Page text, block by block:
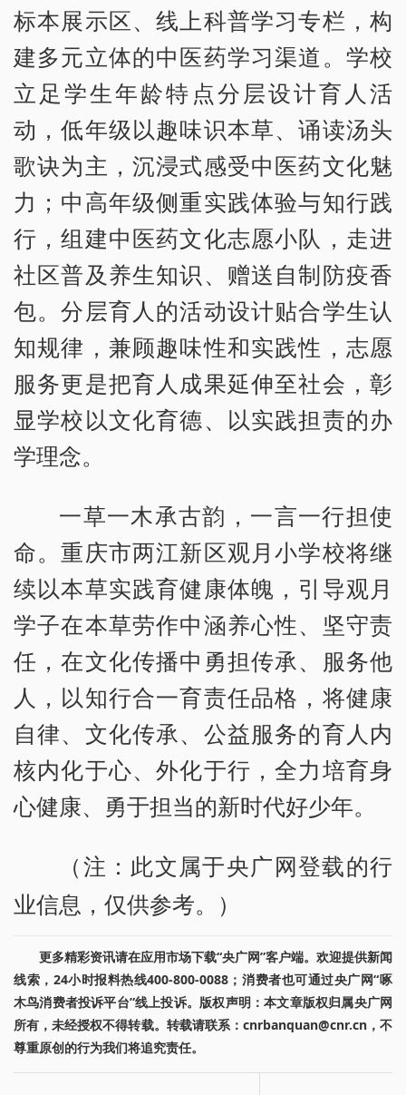
标本展示区、线上科普学习专栏，构
建多元立体的中医药学习渠道。学校
立足学生年龄特点分层设计育人活
动，低年级以趣味识本草、诵读汤头
歌诀为主，沉浸式感受中医药文化魅
力；中高年级侧重实践体验与知行践
行，组建中医药文化志愿小队，走进
社区普及养生知识、赠送自制防疫香
包。分层育人的活动设计贴合学生认
知规律，兼顾趣味性和实践性，志愿
服务更是把育人成果延伸至社会，彰
显学校以文化育德、以实践担责的办
学理念。
一草一木承古韵，一言一行担使
命。重庆市两江新区观月小学校将继
续以本草实践育健康体魄，引导观月
学子在本草劳作中涵养心性、坚守责
任，在文化传播中勇担传承、服务他
人，以知行合一育责任品格，将健康
自律、文化传承、公益服务的育人内
核内化于心、外化于行，全力培育身
心健康、勇于担当的新时代好少年。
（注：此文属于央广网登载的行
业信息，仅供参考。）
更多精彩资讯请在应用市场下载“央广网”客户端。欢迎提供新闻
线索，24小时报料热线400-800-0088；消费者也可通过央广网“啄
木鸟消费者投诉平台”线上投诉。版权声明：本文章版权归属央广网
所有，未经授权不得转载。转载请联系：cnrbanquan@cnr.cn，不
尊重原创的行为我们将追究责任。